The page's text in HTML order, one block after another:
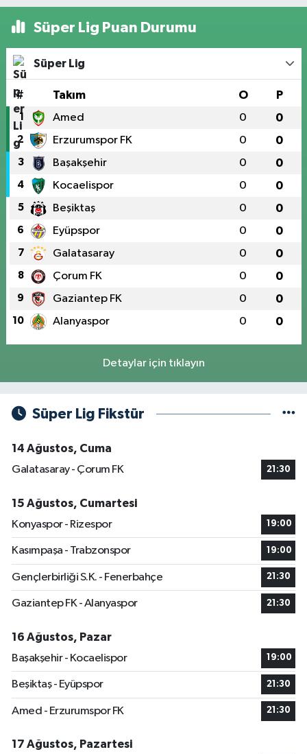
Süper Lig Puan Durumu
Süper Lig
# Takım O P
1 Amed 0 0
2 Erzurumspor FK 0 0
3 Başakşehir 0 0
4 Kocaelispor 0 0
5 Beşiktaş 0 0
6 Eyüpspor 0 0
7 Galatasaray 0 0
8 Çorum FK 0 0
9 Gaziantep FK 0 0
10 Alanyaspor 0 0
Detaylar için tıklayın
Süper Lig Fikstür
14 Ağustos, Cuma
Galatasaray - Çorum FK
21:30
15 Ağustos, Cumartesi
Konyaspor - Rizespor
19:00
Kasımpaşa - Trabzonspor 19:00
Gençlerbirliği S.K. - Fenerbahçe 21:30
Gaziantep FK - Alanyaspor 21:30
16 Ağustos, Pazar
Başakşehir - Kocaelispor
19:00
Beşiktaş - Eyüpspor 21:30
Amed - Erzurumspor FK 21:30
17 Ağustos, Pazartesi